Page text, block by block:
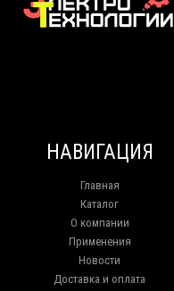
НАВИГАЦИЯ
Главная
Каталог
О компании
Применения
Новости
Доставка и оплата